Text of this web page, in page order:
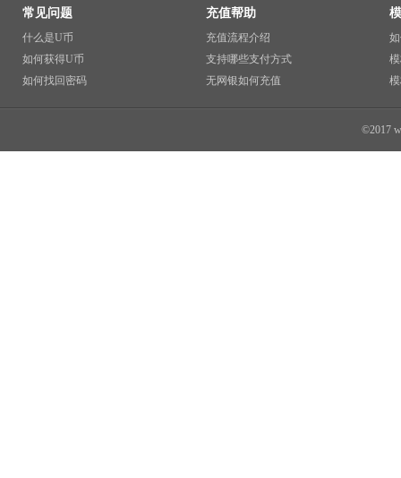
常见问题
什么是U币
如何获得U币
如何找回密码
充值帮助
充值流程介绍
支持哪些支付方式
无网银如何充值
©2017